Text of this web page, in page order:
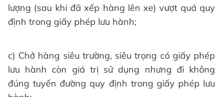
lượng (sau khi đã xếp hàng lên xe) vượt quá quy
định trong giấy phép lưu hành;
c) Chở hàng siêu trường, siêu trọng có giấy phép
lưu hành còn giá trị sử dụng nhưng đi không
đúng tuyến đường quy định trong giấy phép lưu